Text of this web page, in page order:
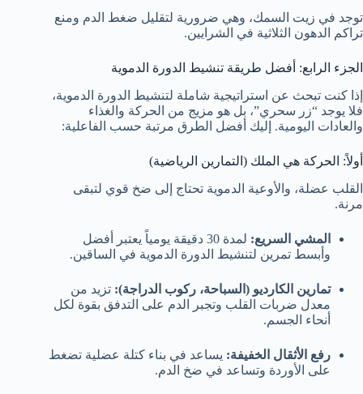
توجد في زيت السمك، وهي ضرورية لتقليل ضغط الدم ومنع
تراكم الدهون الثلاثية في الشرايين.
الجزء الرابع: أفضل طريقة تنشيط الدورة الدموية
إذا كنت تبحث عن استراتيجية شاملة لتنشيط الدورة الدموية،
فلا يوجد “زر سحري”، بل هو مزيج من الحركة والغذاء
والعادات اليومية. إليك أفضل الطرق مرتبة حسب الفاعلية:
أولاً: الحركة هي الملك (التمارين الرياضية)
القلب عضلة، والأوعية الدموية تحتاج إلى ضخ قوي لتبقى
مرنة.
المشي السريع:
لمدة 30 دقيقة يومياً يعتبر أفضل
وأبسط تمرين لتنشيط الدورة الدموية في الساقين.
تمارين الكارديو (السباحة، ركوب الدراجة): تزيد من
معدل ضربات القلب وتجبر الدم على التدفق بقوة لكل
أنحاء الجسم.
رفع الأثقال الخفيفة: يساعد في بناء كتلة عضلية تضغط
على الأوردة وتساعد في ضخ الدم.